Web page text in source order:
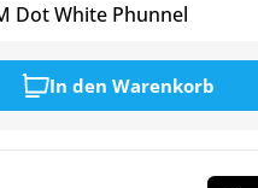
Dot White Phunnel
In den Warenkorb